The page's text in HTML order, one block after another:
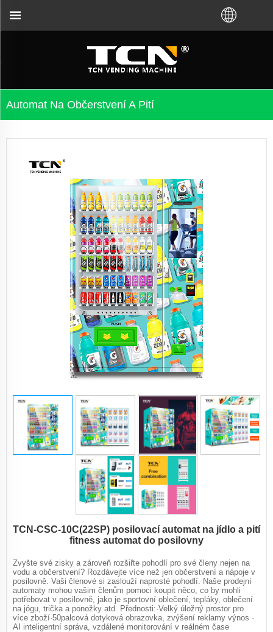
Automat Na Občerstvení A Pití
TCN-CSC-10C(22SP) posilovací automat na jídlo a pití
fitness automat do posilovny
Zvyšte své zisky a zároveň rozšiřte pohodlí pro své členy nejen na
vodu a občerstvení? Rozdávejte více než jen občerstvení a nápoje v
posilovně. Vaši členové si zaslouží naprosté pohodlí. Naše prodejní
automaty mohou vašim členům pomoci koupit něco, co by mohli
potřebovat v posilovně, jako je sportovní oblečení, tepláky, oblečení
na jógu, trička a ponožky atd. Přednosti:·Velký úložný prostor pro
více zboží·50palcová dotyková obrazovka, zvýšení reklamy výnos ·
AI inteligentní správa, vzdálené monitorování v reálném čase
problémů bez ohledu na to, že jste si koupili